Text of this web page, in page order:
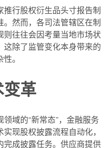
行股权衍生品头寸报告制
然而，各司法管辖区在制
往往会因考量当地市场状
除了监管变化本身带来的
。
革
域的“新常态”，金融服务
现股权披露流程自动化，
完成披露任务。供应商提供